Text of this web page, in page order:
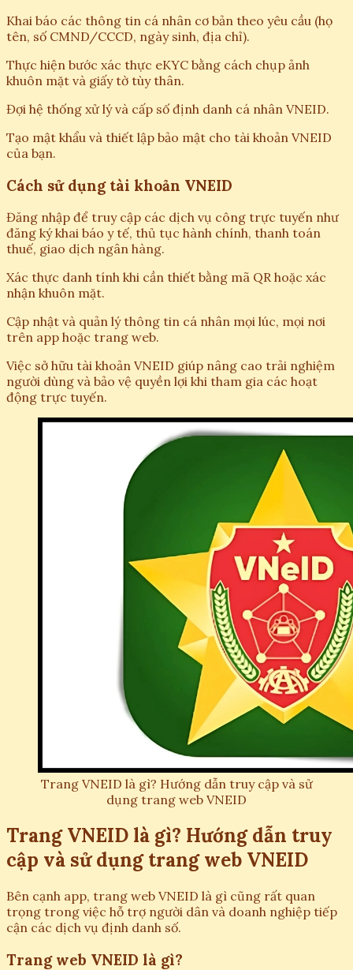
Khai báo các thông tin cá nhân cơ bản theo yêu cầu (họ
tên, số CMND/CCCD, ngày sinh, địa chỉ).
Thực hiện bước xác thực eKYC bằng cách chụp ảnh
khuôn mặt và giấy tờ tùy thân.
Đợi hệ thống xử lý và cấp số định danh cá nhân VNEID.
Tạo mật khẩu và thiết lập bảo mật cho tài khoản VNEID
của bạn.
Cách sử dụng tài khoản VNEID
Đăng nhập để truy cập các dịch vụ công trực tuyến như
đăng ký khai báo y tế, thủ tục hành chính, thanh toán
thuế, giao dịch ngân hàng.
Xác thực danh tính khi cần thiết bằng mã QR hoặc xác
nhận khuôn mặt.
Cập nhật và quản lý thông tin cá nhân mọi lúc, mọi nơi
trên app hoặc trang web.
Việc sở hữu tài khoản VNEID giúp nâng cao trải nghiệm
người dùng và bảo vệ quyền lợi khi tham gia các hoạt
động trực tuyến.
Trang VNEID là gì? Hướng dẫn truy cập và sử
dụng trang web VNEID
Trang VNEID là gì? Hướng dẫn truy
cập và sử dụng trang web VNEID
Bên cạnh app, trang web VNEID là gì cũng rất quan
trọng trong việc hỗ trợ người dân và doanh nghiệp tiếp
cận các dịch vụ định danh số.
Trang web VNEID là gì?